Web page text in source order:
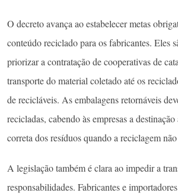
O decreto avança ao estabelecer metas
conteúdo reciclado para os fabricantes. Eles
priorizar a contratação de cooperativas de
transporte do material coletado até os
de recicláveis. As embalagens retornáveis
recicladas, cabendo às empresas a
correta dos resíduos quando a reciclagem
A legislação também é clara ao impedir a
responsabilidades. Fabricantes e